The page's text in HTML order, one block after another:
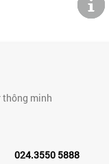
thông minh
024.3550 5888